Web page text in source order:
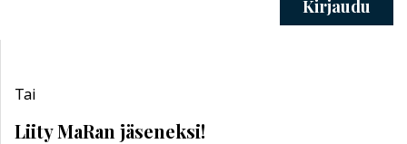
Kirjaudu
Tai
Liity MaRan jäseneksi!